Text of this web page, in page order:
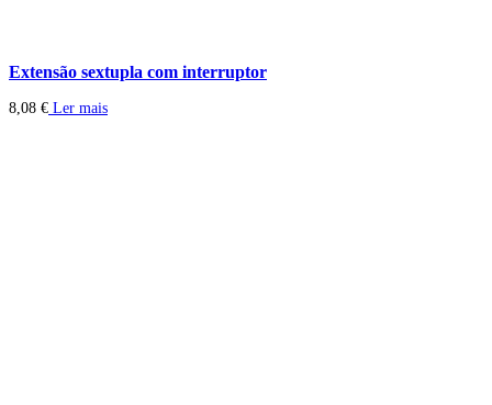
Extensão sextupla com interruptor
8,08 € Ler mais